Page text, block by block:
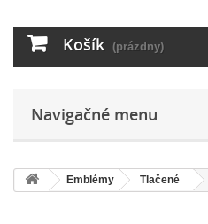
Košík (prázdny)
Navigačné menu
Emblémy Tlačené